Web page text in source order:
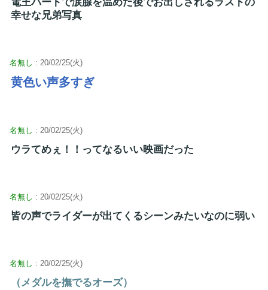
電王パートで涙腺を温めた後でお出しされるラストの
幸せな兄弟写真
名無し : 20/02/25(火)
黄色い声多すぎ
名無し : 20/02/25(火)
ウラてめぇ！！ってなるいい映画だった
名無し : 20/02/25(火)
皆の声でライダーが出てくるシーンみたいなのに弱い
名無し : 20/02/25(火)
（メダルを撫でるオーズ）